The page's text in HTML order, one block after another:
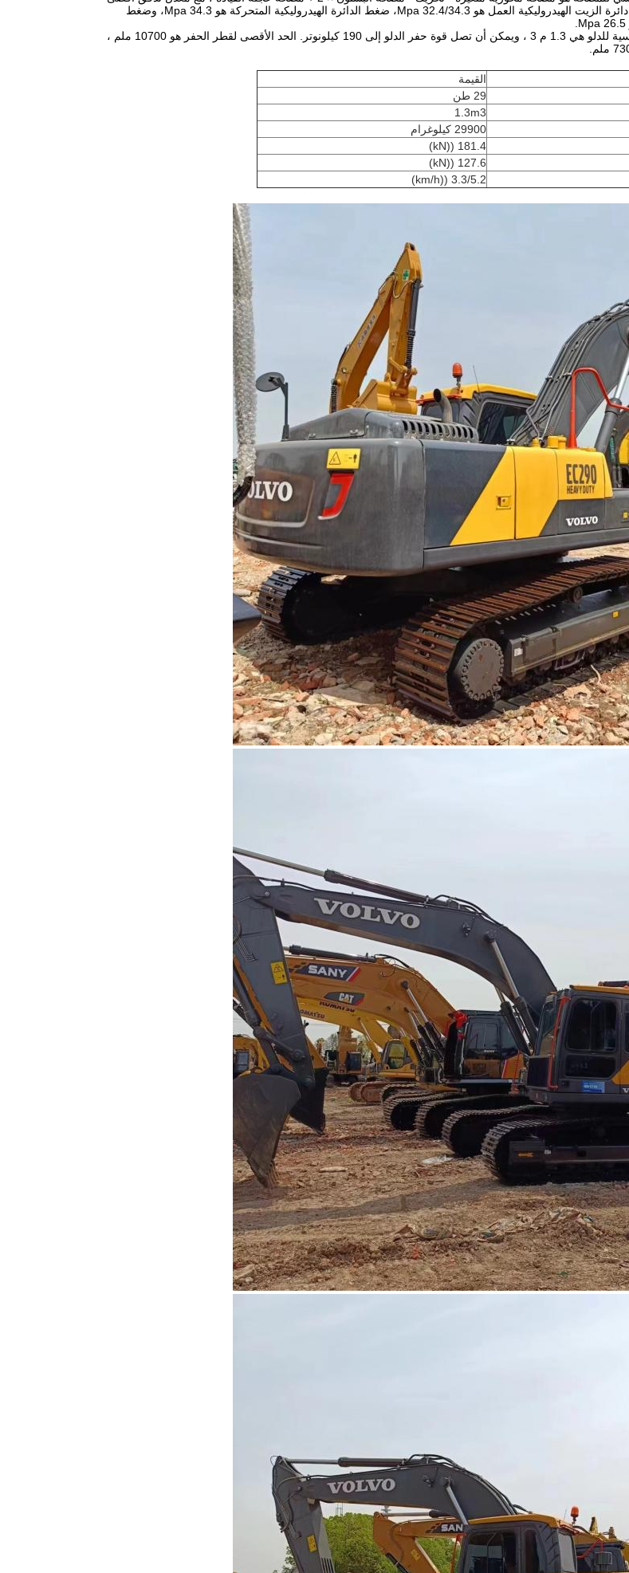
250 × 2 + 18 لتر / دقيقة.ضغط دائرة الزيت الهيدروليكية العمل هو 32.4/34.3 Mpa، ضغط الدائرة الهيدروليكية المتحركة هو 34.3 Mpa، وضغط
- القدرة على الحفر: السعة القياسية للدلو هي 1.3 م 3 ، ويمكن أن تصل قوة حفر الدلو إلى 190 كيلونوتر. الحد الأقصى لقطر الحفر هو 10700 ملم ،
القيمة
29 طن
1.3m3
29900 كيلوغرام
181.4 ((kN)
127.6 ((kN)
3.3/5.2 ((km/h)